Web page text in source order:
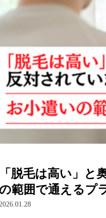
「脱毛は高い」
の範囲で通えるプ